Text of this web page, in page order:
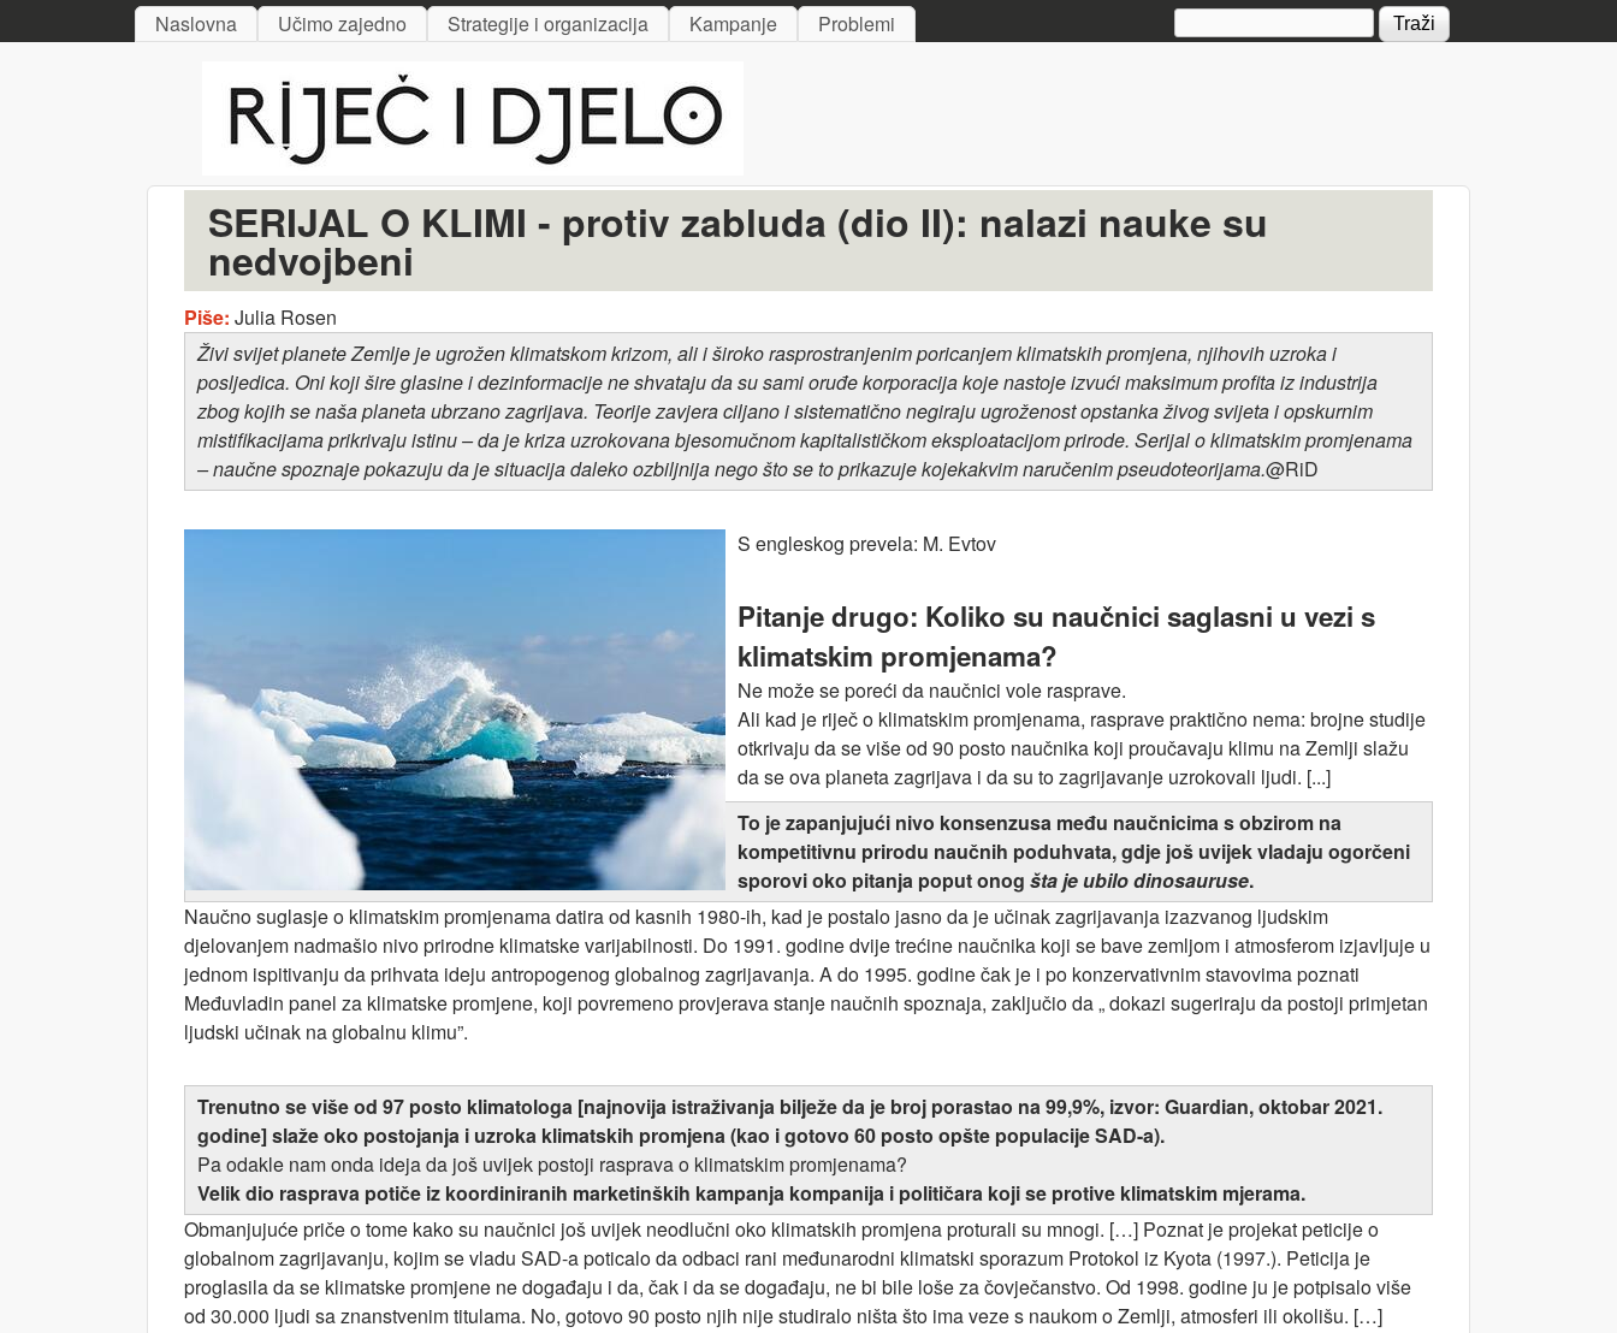
Skip to main content
MAIN MENU
Naslovna Učimo zajedno Strategije i organizacija Kampanje Problemi Search form
SERIJAL O KLIMI - protiv zabluda (dio II): nalazi nauke su
nedvojbeni
Piše: Julia Rosen
Živi svijet planete Zemlje je ugrožen klimatskom krizom, ali i široko rasprostranjenim poricanjem klimatskih promjena, njihovih uzroka i
posljedica. Oni koji šire glasine i dezinformacije ne shvataju da su sami oruđe korporacija koje nastoje izvući maksimum profita iz industrija
zbog kojih se naša planeta ubrzano zagrijava. Teorije zavjera ciljano i sistematično negiraju ugroženost opstanka živog svijeta i opskurnim
mistifikacijama prikrivaju istinu – da je kriza uzrokovana bjesomučnom kapitalističkom eksploatacijom prirode. Serijal o klimatskim promjenama
– naučne spoznaje pokazuju da je situacija daleko ozbiljnija nego što se to prikazuje kojekakvim naručenim pseudoteorijama.@RiD
S engleskog prevela: M. Evtov
Pitanje drugo: Koliko su naučnici saglasni u vezi s
klimatskim promjenama?
Ne može se poreći da naučnici vole rasprave.
Ali kad je riječ o klimatskim promjenama, rasprave praktično nema: brojne studije
otkrivaju da se više od 90 posto naučnika koji proučavaju klimu na Zemlji slažu
da se ova planeta zagrijava i da su to zagrijavanje uzrokovali ljudi. [...]
To je zapanjujući nivo konsenzusa među naučnicima s obzirom na
kompetitivnu prirodu naučnih poduhvata, gdje još uvijek vladaju ogorčeni
sporovi oko pitanja poput onog šta je ubilo dinosauruse.
Naučno suglasje o klimatskim promjenama datira od kasnih 1980-ih, kad je postalo jasno da je učinak zagrijavanja izazvanog ljudskim
djelovanjem nadmašio nivo prirodne klimatske varijabilnosti. Do 1991. godine dvije trećine naučnika koji se bave zemljom i atmosferom izjavljuje u
jednom ispitivanju da prihvata ideju antropogenog globalnog zagrijavanja. A do 1995. godine čak je i po konzervativnim stavovima poznati
Međuvladin panel za klimatske promjene, koji povremeno provjerava stanje naučnih spoznaja, zaključio da „ dokazi sugeriraju da postoji primjetan
ljudski učinak na globalnu klimu”.
Trenutno se više od 97 posto klimatologa [najnovija istraživanja bilježe da je broj porastao na 99,9%, izvor: Guardian, oktobar 2021.
godine] slaže oko postojanja i uzroka klimatskih promjena (kao i gotovo 60 posto opšte populacije SAD-a).
Pa odakle nam onda ideja da još uvijek postoji rasprava o klimatskim promjenama?
Velik dio rasprava potiče iz koordiniranih marketinških kampanja kompanija i političara koji se protive klimatskim mjerama.
Obmanjujuće priče o tome kako su naučnici još uvijek neodlučni oko klimatskih promjena proturali su mnogi. […] Poznat je projekat peticije o
globalnom zagrijavanju, kojim se vladu SAD-a poticalo da odbaci rani međunarodni klimatski sporazum Protokol iz Kyota (1997.). Peticija je
proglasila da se klimatske promjene ne događaju i da, čak i da se događaju, ne bi bile loše za čovječanstvo. Od 1998. godine ju je potpisalo više
od 30.000 ljudi sa znanstvenim titulama. No, gotovo 90 posto njih nije studiralo ništa što ima veze s naukom o Zemlji, atmosferi ili okolišu. […]